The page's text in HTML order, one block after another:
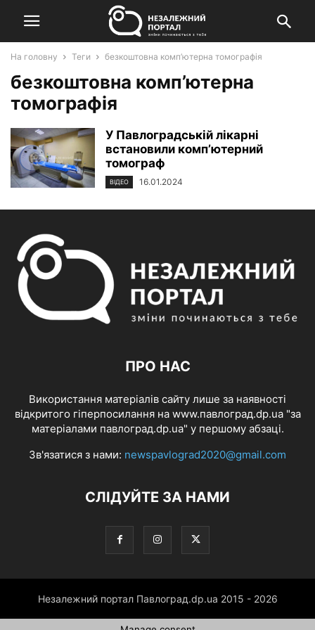
На головну Теги безкоштовна комп’ютерна томографія
безкоштовна комп’ютерна
томографія
У Павлоградській лікарні
встановили комп’ютерний
томограф
ВІДЕО 16.01.2024
ПРО НАС
Використання матеріалів сайту лише за наявності
відкритого гіперпосилання на www.павлоград.dp.ua "за
матеріалами павлоград.dp.ua" у першому абзаці.
Зв'язатися з нами: newspavlograd2020@gmail.com
СЛІДУЙТЕ ЗА НАМИ
Незалежний портал Павлоград.dp.ua 2015 - 2026